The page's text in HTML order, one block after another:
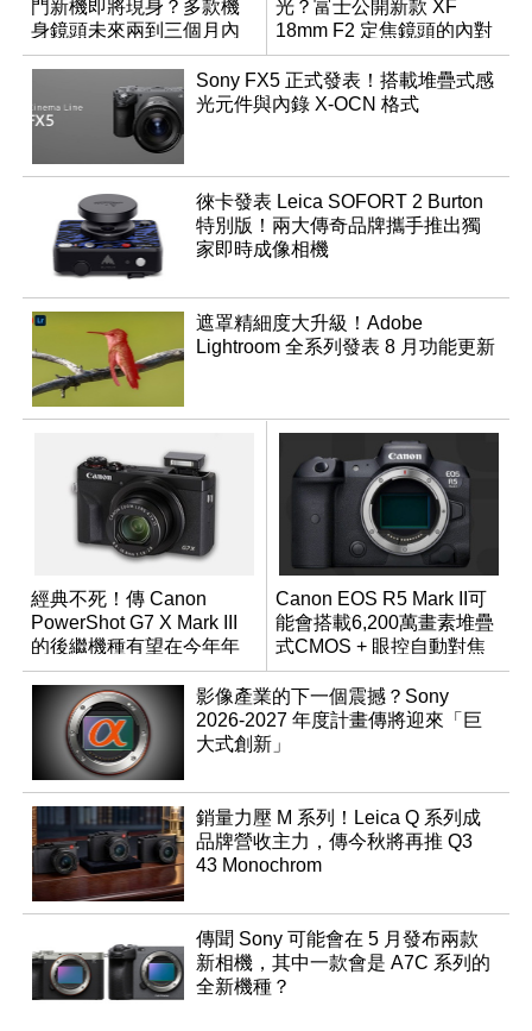
門新機即將現身？多款機
身鏡頭未來兩到三個月內
有望登場
光？富士公開新款 XF
18mm F2 定焦鏡頭的內對
焦專利
Sony FX5 正式發表！搭載堆疊式感
光元件與內錄 X-OCN 格式
徠卡發表 Leica SOFORT 2 Burton
特別版！兩大傳奇品牌攜手推出獨
家即時成像相機
遮罩精細度大升級！Adobe
Lightroom 全系列發表 8 月功能更新
經典不死！傳 Canon
PowerShot G7 X Mark III
的後繼機種有望在今年年
底前推出？
Canon EOS R5 Mark II可
能會搭載6,200萬畫素堆疊
式CMOS + 眼控自動對焦
功能？
影像產業的下一個震撼？Sony
2026-2027 年度計畫傳將迎來「巨
大式創新」
銷量力壓 M 系列！Leica Q 系列成
品牌營收主力，傳今秋將再推 Q3
43 Monochrom
傳聞 Sony 可能會在 5 月發布兩款
新相機，其中一款會是 A7C 系列的
全新機種？